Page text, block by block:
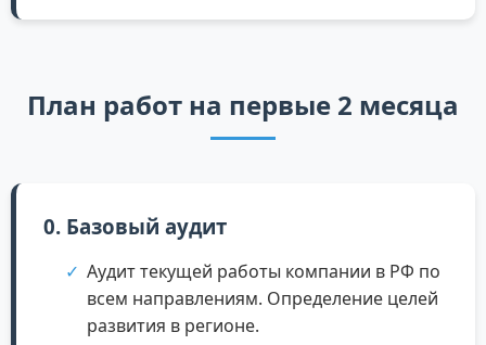
План работ на первые 2 месяца
0. Базовый аудит
Аудит текущей работы компании в РФ по
всем направлениям. Определение целей
развития в регионе.